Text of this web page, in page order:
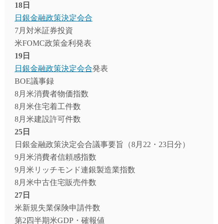
18日
日銀金融政策決定会合
7月対米証券投資
米FOMC政策金利発表
19日
日銀金融政策決定会合発表
BOE議事録
8月米消費者物価指数
8月米住宅着工件数
8月米建設許可件数
25日
日銀金融政策決定会合議事要旨（8月22・23日分）
9月米消費者信頼感指数
9月米リッチモンド連銀製造業指数
8月米中古住宅販売件数
27日
米新規失業保険申請件数
第2四半期米GDP・確報値